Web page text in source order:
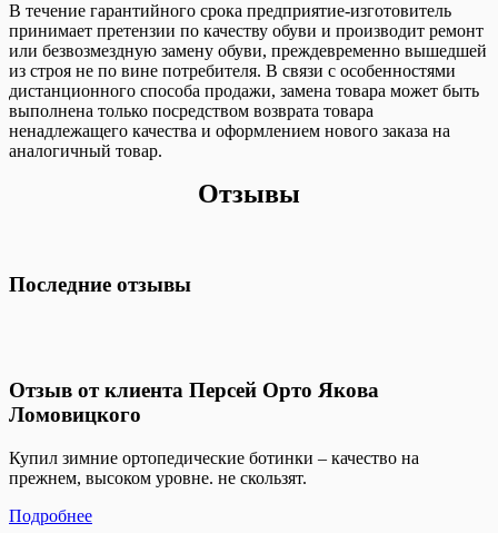
В течение гарантийного срока предприятие-изготовитель
принимает претензии по качеству обуви и производит ремонт
или безвозмездную замену обуви, преждевременно вышедшей
из строя не по вине потребителя. В связи с особенностями
дистанционного способа продажи, замена товара может быть
выполнена только посредством возврата товара
ненадлежащего качества и оформлением нового заказа на
аналогичный товар.
Отзывы
Последние отзывы
Отзыв от клиента Персей Орто Якова
Ломовицкого
Купил зимние ортопедические ботинки – качество на
прежнем, высоком уровне. не скользят.
Подробнее